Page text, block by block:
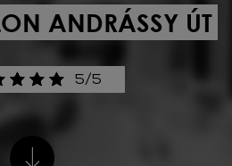
ANDRÁSSY ÚT
5/5